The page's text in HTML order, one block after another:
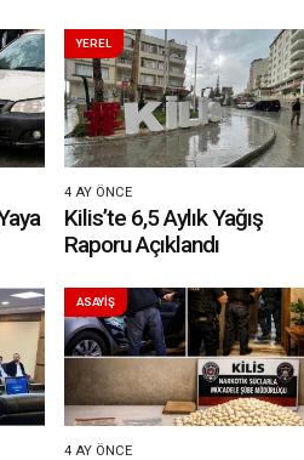
YEREL
4 AY ÖNCE
Kilis’te 6,5 Aylık Yağış
Raporu Açıklandı
ASAYİŞ
4 AY ÖNCE